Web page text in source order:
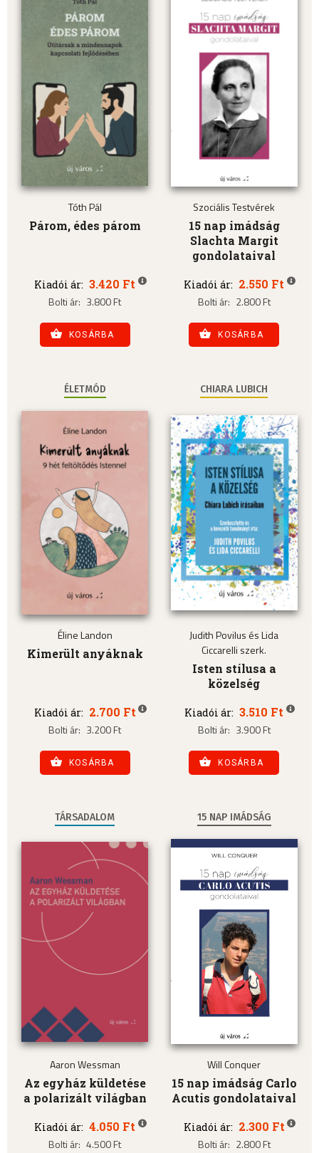
Tóth Pál
Párom, édes párom
Kiadói ár: 3.420 Ft
Bolti ár: 3.800 Ft
KOSÁRBA
Szociális Testvérek
15 nap imádság
Slachta Margit
gondolataival
Kiadói ár: 2.550 Ft
Bolti ár: 2.800 Ft
KOSÁRBA
ÉLETMÓD
Éline Landon
Kimerült anyáknak
Kiadói ár: 2.700 Ft
Bolti ár: 3.200 Ft
KOSÁRBA
CHIARA LUBICH
Judith Povilus és Lida
Ciccarelli szerk.
Isten stílusa a
közelség
Kiadói ár: 3.510 Ft
Bolti ár: 3.900 Ft
KOSÁRBA
TÁRSADALOM
Aaron Wessman
Az egyház küldetése
a polarizált világban
Kiadói ár: 4.050 Ft
Bolti ár: 4.500 Ft
15 NAP IMÁDSÁG
Will Conquer
15 nap imádság Carlo
Acutis gondolataival
Kiadói ár: 2.300 Ft
Bolti ár: 2.800 Ft